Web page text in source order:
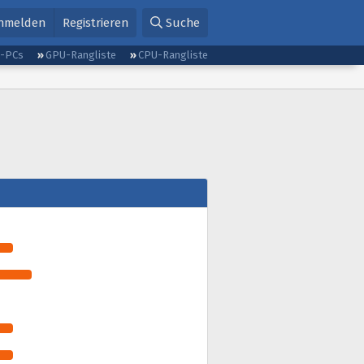
Registrieren Suche
PCs GPU-Rangliste
CPU-Rangliste